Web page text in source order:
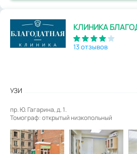
КЛИНИКА
13 отзывов
УЗИ
пр. Ю. Гагарина, д. 1.
Томограф: открытый низкопольный